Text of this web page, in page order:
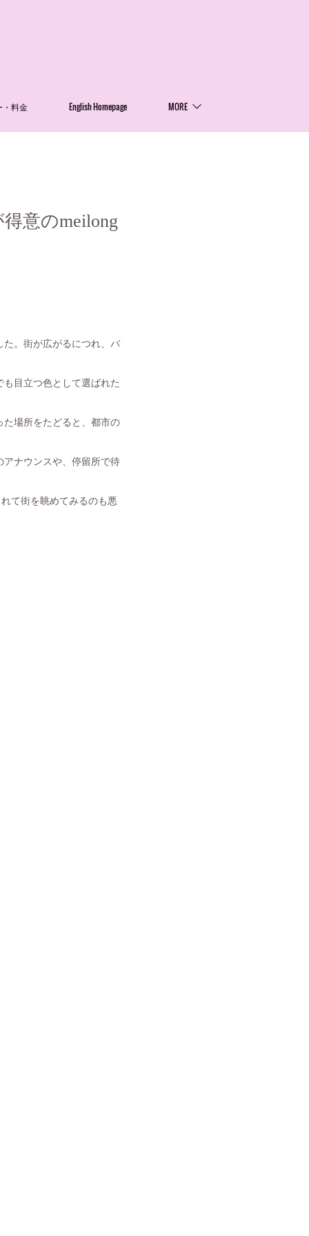
・料金 English Homepage MORE
意のmeilong
。街が広がるにつれ、バ
目立つ色として選ばれた
場所をたどると、都市の
ナウンスや、停留所で待
て街を眺めてみるのも悪